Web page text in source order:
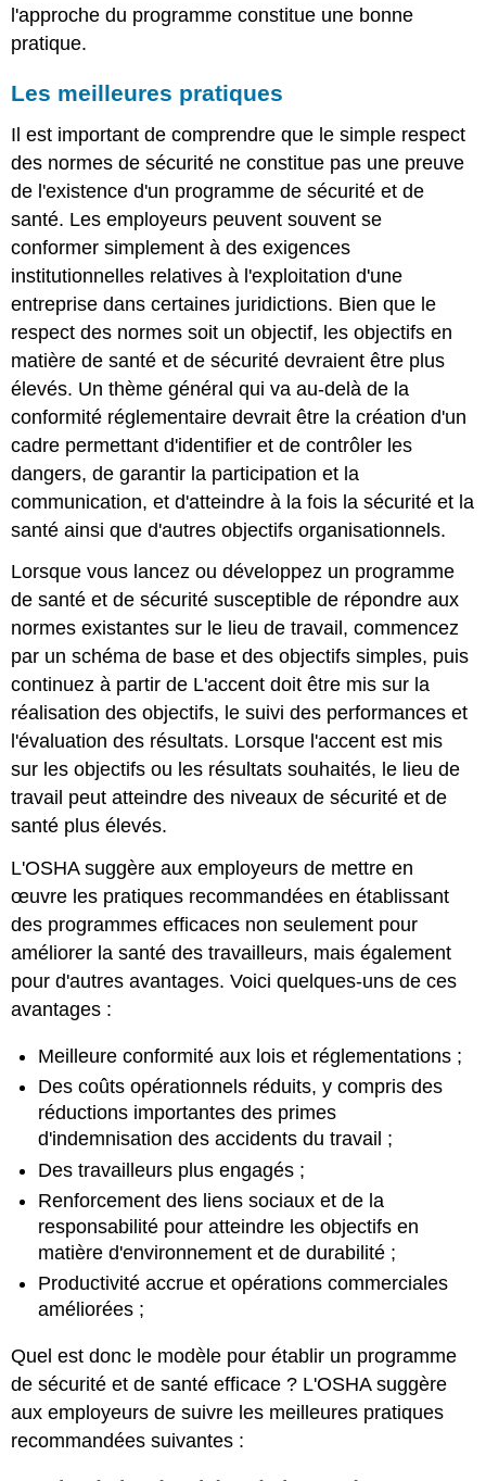
l'approche du programme constitue une bonne
pratique.
Les meilleures pratiques
Il est important de comprendre que le simple respect
des normes de sécurité ne constitue pas une preuve
de l'existence d'un programme de sécurité et de
santé. Les employeurs peuvent souvent se
conformer simplement à des exigences
institutionnelles relatives à l'exploitation d'une
entreprise dans certaines juridictions. Bien que le
respect des normes soit un objectif, les objectifs en
matière de santé et de sécurité devraient être plus
élevés. Un thème général qui va au-delà de la
conformité réglementaire devrait être la création d'un
cadre permettant d'identifier et de contrôler les
dangers, de garantir la participation et la
communication, et d'atteindre à la fois la sécurité et la
santé ainsi que d'autres objectifs organisationnels.
Lorsque vous lancez ou développez un programme
de santé et de sécurité susceptible de répondre aux
normes existantes sur le lieu de travail, commencez
par un schéma de base et des objectifs simples, puis
continuez à partir de L'accent doit être mis sur la
réalisation des objectifs, le suivi des performances et
l'évaluation des résultats. Lorsque l'accent est mis
sur les objectifs ou les résultats souhaités, le lieu de
travail peut atteindre des niveaux de sécurité et de
santé plus élevés.
L'OSHA suggère aux employeurs de mettre en
œuvre les pratiques recommandées en établissant
des programmes efficaces non seulement pour
améliorer la santé des travailleurs, mais également
pour d'autres avantages. Voici quelques-uns de ces
avantages :
Meilleure conformité aux lois et réglementations ;
Des coûts opérationnels réduits, y compris des
réductions importantes des primes
d'indemnisation des accidents du travail ;
Des travailleurs plus engagés ;
Renforcement des liens sociaux et de la
responsabilité pour atteindre les objectifs en
matière d'environnement et de durabilité ;
Productivité accrue et opérations commerciales
améliorées ;
Quel est donc le modèle pour établir un programme
de sécurité et de santé efficace ? L'OSHA suggère
aux employeurs de suivre les meilleures pratiques
recommandées suivantes :